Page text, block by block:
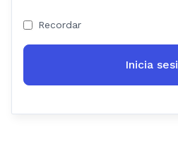
Recordar